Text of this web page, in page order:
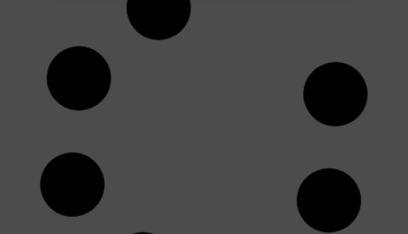
Hoe diepvriesetiketten helpen bij
houdbaarheidsregistratie
In een professionele keuken is een nauwkeurige